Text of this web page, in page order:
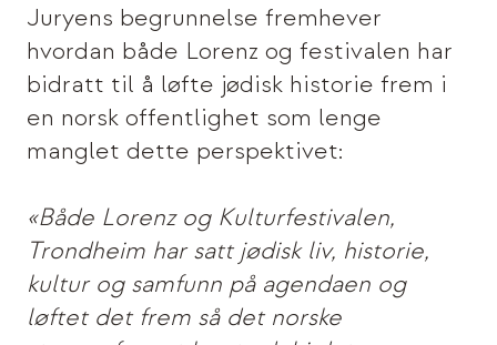
Juryens begrunnelse fremhever
hvordan både Lorenz og festivalen har
bidratt til å løfte jødisk historie frem i
en norsk offentlighet som lenge
manglet dette perspektivet:
«Både Lorenz og Kulturfestivalen,
Trondheim har satt jødisk liv, historie,
kultur og samfunn på agendaen og
løftet det frem så det norske